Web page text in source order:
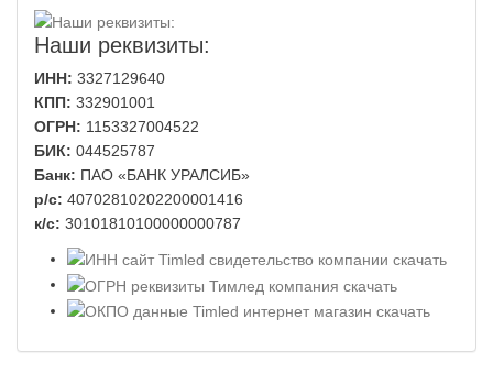
Наши реквизиты:
ИНН: 3327129640
КПП: 332901001
ОГРН: 1153327004522
БИК: 044525787
Банк: ПАО «БАНК УРАЛСИБ»
р/с: 40702810202200001416
к/с: 30101810100000000787